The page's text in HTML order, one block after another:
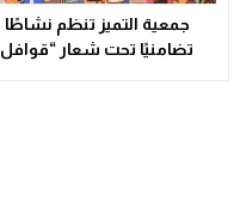
جمعية التميز تنظم نشاطًا
تضامنيًا تحت شعار “قوافل